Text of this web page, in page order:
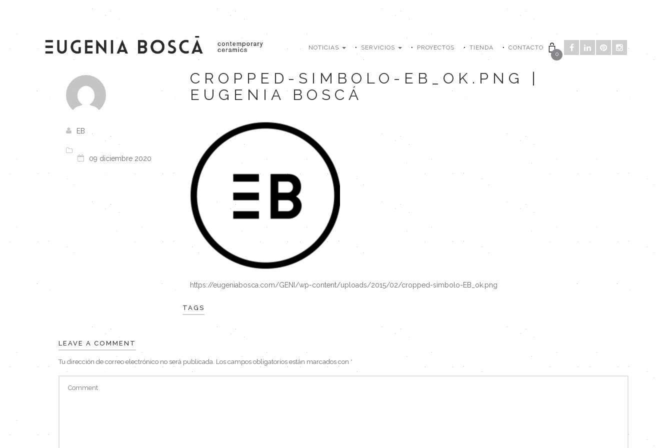
NOTICIAS SERVICIOS PROYECTOS TIENDA CONTACTO
0
EB
09 diciembre 2020
CROPPED-SIMBOLO-EB_OK.PNG |
EUGENIA BOSCÁ
https://eugeniabosca.com/GENI/wp-content/uploads/2015/02/cropped-simbolo-EB_ok.png
TAGS
LEAVE A COMMENT
Tu dirección de correo electrónico no será publicada. Los campos obligatorios están marcados con *